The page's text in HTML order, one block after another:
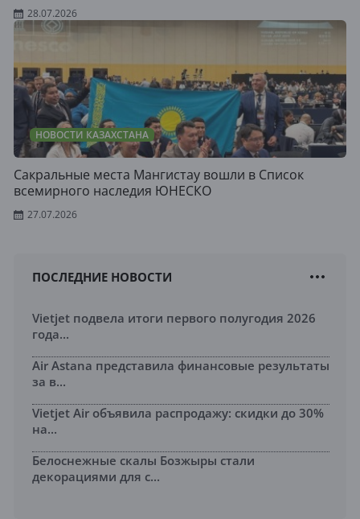
28.07.2026
НОВОСТИ КАЗАХСТАНА
Сакральные места Мангистау вошли в Список
всемирного наследия ЮНЕСКО
27.07.2026
ПОСЛЕДНИЕ НОВОСТИ
Vietjet подвела итоги первого полугодия 2026
года...
Air Astana представила финансовые результаты
за в...
Vietjet Air объявила распродажу: скидки до 30%
на...
Белоснежные скалы Бозжыры стали
декорациями для с...